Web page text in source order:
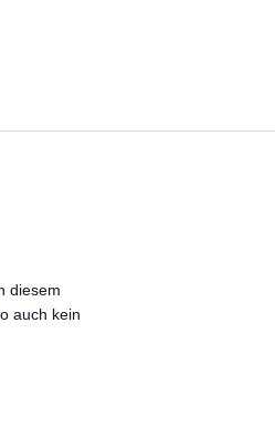
diesem
auch kein